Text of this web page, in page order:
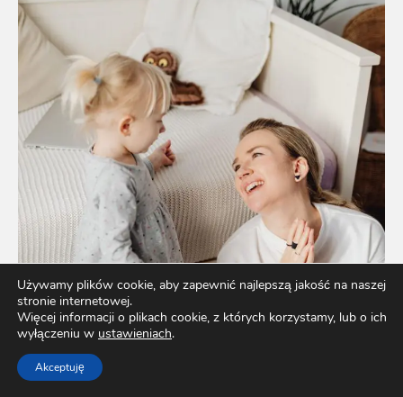
Używamy plików cookie, aby zapewnić najlepszą jakość na naszej
stronie internetowej.
Więcej informacji o plikach cookie, z których korzystamy, lub o ich
wyłączeniu w ustawieniach.
Akceptuję